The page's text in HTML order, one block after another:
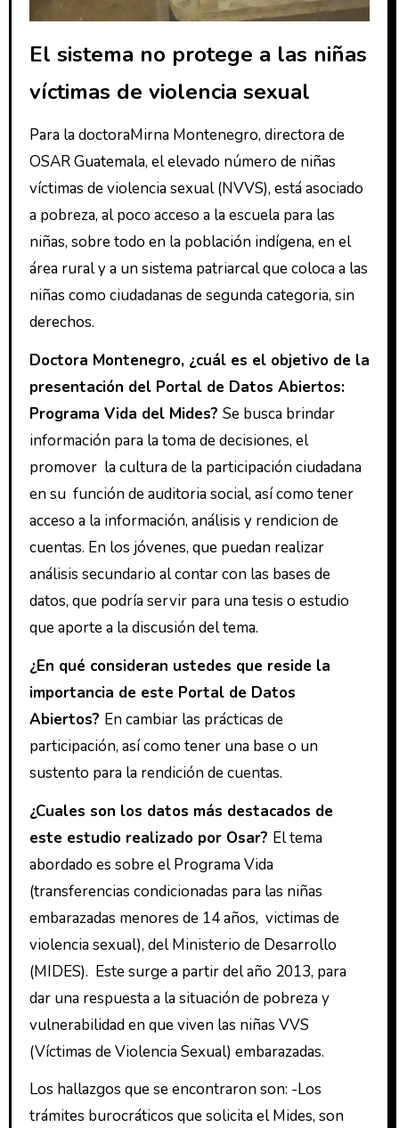
El sistema no protege a las niñas
víctimas de violencia sexual
Para la doctoraMirna Montenegro, directora de
OSAR Guatemala, el elevado número de niñas
víctimas de violencia sexual (NVVS), está asociado
a pobreza, al poco acceso a la escuela para las
niñas, sobre todo en la población indígena, en el
área rural y a un sistema patriarcal que coloca a las
niñas como ciudadanas de segunda categoria, sin
derechos.
Doctora Montenegro, ¿cuál es el objetivo de la
presentación del Portal de Datos Abiertos:
Programa Vida del Mides? Se busca brindar
información para la toma de decisiones, el
promover la cultura de la participación ciudadana
en su función de auditoria social, así como tener
acceso a la información, análisis y rendicion de
cuentas. En los jóvenes, que puedan realizar
análisis secundario al contar con las bases de
datos, que podría servir para una tesis o estudio
que aporte a la discusión del tema.
¿En qué consideran ustedes que reside la
importancia de este Portal de Datos
Abiertos? En cambiar las prácticas de
participación, así como tener una base o un
sustento para la rendición de cuentas.
¿Cuales son los datos más destacados de
este estudio realizado por Osar? El tema
abordado es sobre el Programa Vida
(transferencias condicionadas para las niñas
embarazadas menores de 14 años, victimas de
violencia sexual), del Ministerio de Desarrollo
(MIDES). Este surge a partir del año 2013, para
dar una respuesta a la situación de pobreza y
vulnerabilidad en que viven las niñas VVS
(Víctimas de Violencia Sexual) embarazadas.
Los hallazgos que se encontraron son: -Los
trámites burocráticos que solicita el Mides, son